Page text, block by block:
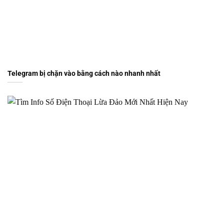
Telegram bị chặn vào bằng cách nào nhanh nhất